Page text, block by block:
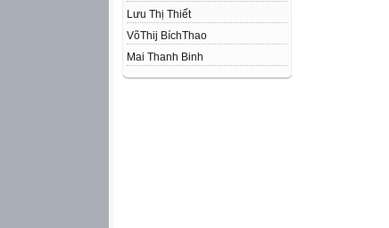
Lưu Thị Thiết
VõThij BíchThao
Mai Thanh Binh